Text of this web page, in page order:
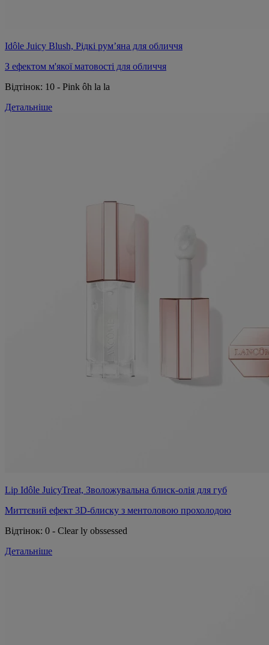
Idôle Juicy Blush, Рідкі рум’яна для обличчя
З ефектом м'якої матовості для обличчя
Відтінок: 10 - Pink ôh la la
Детальніше
Lip Idôle JuicyTreat, Зволожувальна блиск-олія для губ
Миттєвий ефект 3D-блиску з ментоловою прохолодою
Відтінок: 0 - Clear ly obssessed
Детальніше